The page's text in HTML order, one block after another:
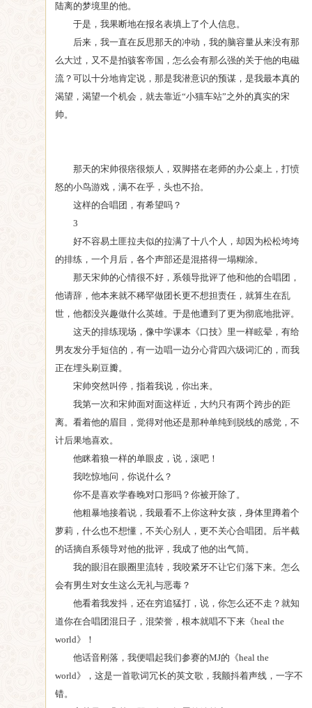
陆离的梦境里的他。
于是，我果断地在报名表填上了个人信息。
后来，我一直在反思那天的冲动，我的脑容量从来没有那
么大过，又不是拍骇客帝国，怎么会有那么强的关于他的电磁
流？可以十分地肯定说，那是我潜意识的预谋，是我最本真的
渴望，渴望一个机会，就去靠近“小猫车站”之外的真实的宋
帅。
那天的宋帅很痞很烦人，双脚搭在老师的办公桌上，打愤
怒的小鸟游戏，满不在乎，头也不抬。
这样的合唱团，有希望吗？
3
好不容易土匪拉夫似的拉满了十八个人，却因为松松垮垮
的排练，一个月后，各个声部还是混搭得一塌糊涂。
那天宋帅的心情很不好，系领导批评了他和他的合唱团，
他请辞，他本来就不稀罕做团长更不想担责任，就算生在乱
世，他都没兴趣做什么英雄。于是他遭到了更为彻底地批评。
这天的排练现场，像中学课本《口技》里一样眩晕，有给
男友发分手短信的，有一边唱一边分心背四六级词汇的，而我
正在埋头刷豆瓣。
宋帅突然叫停，指着我说，你出来。
我第一次和宋帅面对面这样近，大约只有两个跨步的距
离。看着他的眉目，觉得对他还是那种单纯到脱线的感觉，不
计后果地喜欢。
他眯着狼一样的单眼皮，说，滚吧！
我吃惊地问，你说什么？
你不是喜欢学春晚对口形吗？你被开除了。
他粗暴地接着说，我最看不上你这种女孩，身体里蹲着个
萝莉，什么也不想懂，不关心别人，更不关心合唱团。后半截
的话摘自系领导对他的批评，我成了他的出气筒。
我的眼泪在眼圈里流转，我咬紧牙不让它们落下来。怎么
会有男生对女生这么无礼与恶毒？
他看着我发抖，还在穷追猛打，说，你怎么还不走？就知
道你在合唱团混日子，混荣誉，根本就唱不下来《heal the
world》！
他话音刚落，我便唱起我们参赛的MJ的《heal the
world》，这是一首歌词冗长的英文歌，我颤抖着声线，一字不
错。